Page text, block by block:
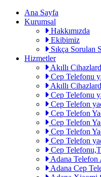
Ana Sayfa
Kurumsal
Hakkımızda
Ekibimiz
Sıkça Sorulan
Hizmetler
Akıllı
Cep Telefonu
Akıllı
Cep Telefonu
Cep Telefon
Cep Telefon
Cep Telefon
Cep Telefon
Cep Telefon
Cep
Adana Telefon
Adana Cep